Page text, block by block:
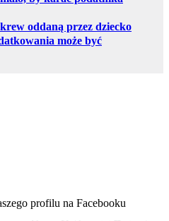
oddaną przez dziecko
może być
nowej karcieprofilu na Facebooku